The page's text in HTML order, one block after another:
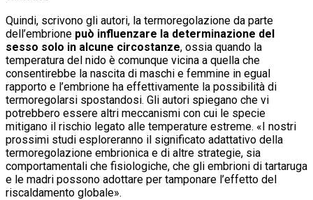
Quindi, scrivono gli autori, la termoregolazione da parte
dell’embrione può influenzare la determinazione del
sesso solo in alcune circostanze, ossia quando la
temperatura del nido è comunque vicina a quella che
consentirebbe la nascita di maschi e femmine in egual
rapporto e l’embrione ha effettivamente la possibilità di
termoregolarsi spostandosi. Gli autori spiegano che vi
potrebbero essere altri meccanismi con cui le specie
mitigano il rischio legato alle temperature estreme. «I nostri
prossimi studi esploreranno il significato adattativo della
termoregolazione embrionica e di altre strategie, sia
comportamentali che fisiologiche, che gli embrioni di tartaruga
e le madri possono adottare per tamponare l’effetto del
riscaldamento globale».